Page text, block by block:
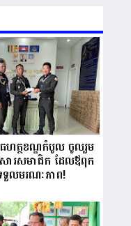
ធហត្ថខណ្ឌកំបូល ចូលរួម
ារសមាជិក ដែលឪពុក
ទួលមរណៈភាព!